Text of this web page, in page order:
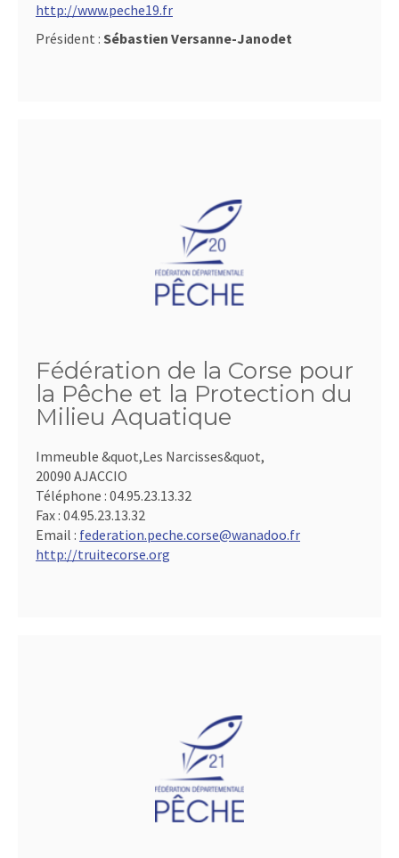
http://www.peche19.fr
Président : Sébastien Versanne-Janodet
Fédération de la Corse pour
la Pêche et la Protection du
Milieu Aquatique
Immeuble &quot,Les Narcisses&quot,
20090 AJACCIO
Téléphone : 04.95.23.13.32
Fax : 04.95.23.13.32
Email : federation.peche.corse@wanadoo.fr
http://truitecorse.org